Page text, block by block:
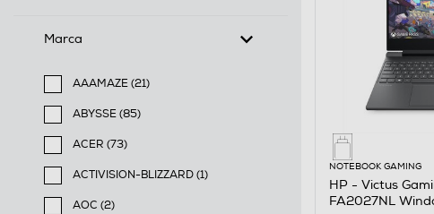
Marca
AAAMAZE (21)
Filtra per Marca: AAAMAZE
ABYSSE (85)
Filtra per Marca: ABYSSE
ACER (73)
Filtra per Marca: ACER
ACTIVISION-BLIZZARD (1)
Filtra per Marca: ACTIVISION-BLIZZARD
AOC (2)
NOTEBOOK GAMING
HP - Victus
FA2027NL